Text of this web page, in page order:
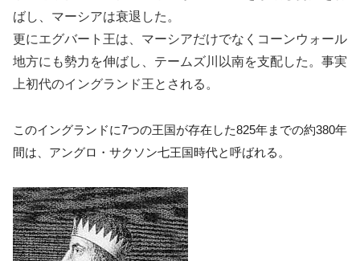
ばし、マーシアは衰退した。
更にエグバート王は、マーシアだけでなくコーンウォール
地方にも勢力を伸ばし、テームズ川以南を支配した。事実
上初代のイングランド王とされる。
このイングランドに7つの王国が存在した825年までの約380年
間は、アングロ・サクソン七王国時代と呼ばれる。